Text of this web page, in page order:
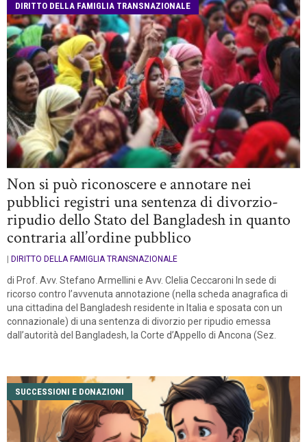
DIRITTO DELLA FAMIGLIA TRANSNAZIONALE
Non si può riconoscere e annotare nei
pubblici registri una sentenza di divorzio-
ripudio dello Stato del Bangladesh in quanto
contraria all’ordine pubblico
| DIRITTO DELLA FAMIGLIA TRANSNAZIONALE
di Prof. Avv. Stefano Armellini e Avv. Clelia Ceccaroni In sede di
ricorso contro l’avvenuta annotazione (nella scheda anagrafica di
una cittadina del Bangladesh residente in Italia e sposata con un
connazionale) di una sentenza di divorzio per ripudio emessa
dall’autorità del Bangladesh, la Corte d’Appello di Ancona (Sez.
SUCCESSIONI E DONAZIONI